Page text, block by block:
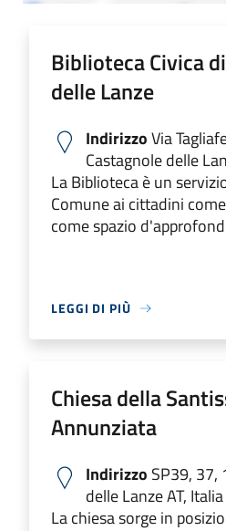
Biblioteca Civica
delle Lanze
IndirizzoVia
Castagnole delle
La Biblioteca è un
Comune ai cittadini
come spazio
LEGGI DI PIÙ
Chiesa della
Annunziata
Indirizzo SP39, 37,
delle Lanze AT, Italia
La chiesa sorge in